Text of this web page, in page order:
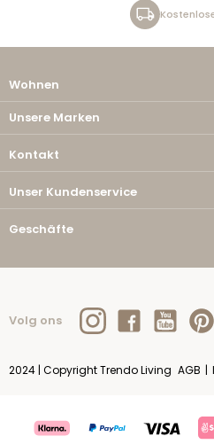
Wohnen
Unsere Marken
Kontakt
Unser Kundenservice
Geschäfte
Volg ons
2024 | Copyright Trendo Living AGB |